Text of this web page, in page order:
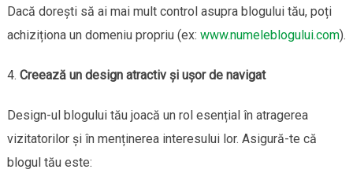
Dacă dorești să ai mai mult control asupra blogului tău, poți
achiziționa un domeniu propriu (ex: www.numeleblogului.com).
Creează un design atractiv și ușor de navigat
Design-ul blogului tău joacă un rol esențial în atragerea
vizitatorilor și în menținerea interesului lor. Asigură-te că
blogul tău este: